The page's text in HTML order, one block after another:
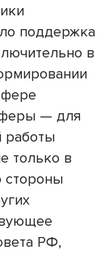
поддержка
в
— для
работы
только в
стороны
РФ,